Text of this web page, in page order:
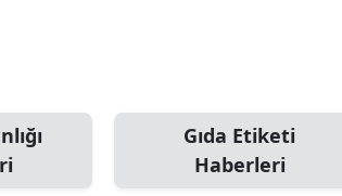
Gıda Etiketi
Haberleri